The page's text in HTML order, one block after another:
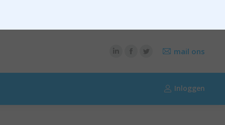
mail ons
Inloggen